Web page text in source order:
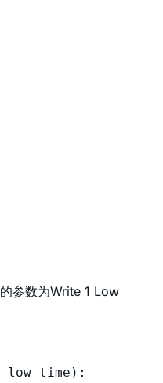
参数为Write 1 Low
low time):